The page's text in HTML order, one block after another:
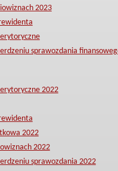
2023
sprawozdania
2022
2022
2022
sprawozdania 2022